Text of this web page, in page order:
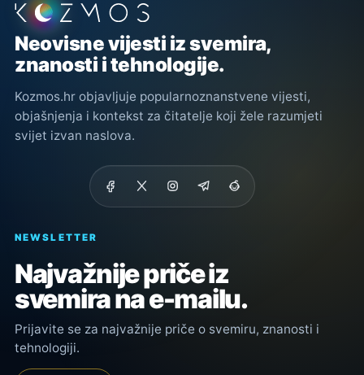
Podnožje stranice
Neovisne vijesti iz svemira,
znanosti i tehnologije.
Kozmos.hr objavljuje popularnoznanstvene vijesti,
objašnjenja i kontekst za čitatelje koji žele razumjeti
svijet izvan naslova.
NEWSLETTER
Najvažnije priče iz
svemira na e-mailu.
Prijavite se za najvažnije priče o svemiru, znanosti i
tehnologiji.